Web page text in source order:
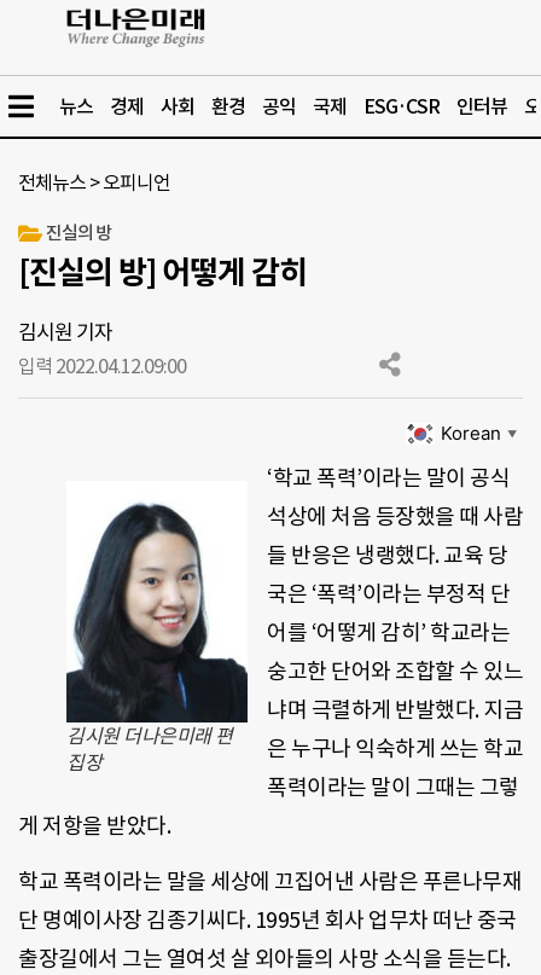
뉴스 경제 사회 환경 공익 국제 ESG·CSR 인터뷰
전체뉴스 >오피니언
진실의 방
[진실의 방] 어떻게 감히
김시원 기자
입력 2022.04.12.09:00
Korean ▼
김시원 더나은미래 편
집장
‘학교 폭력’이라는 말이 공식
석상에 처음 등장했을 때 사람
들 반응은 냉랭했다. 교육 당
국은 ‘폭력’이라는 부정적 단
어를 ‘어떻게 감히’ 학교라는
숭고한 단어와 조합할 수 있느
냐며 극렬하게 반발했다. 지금
은 누구나 익숙하게 쓰는 학교
폭력이라는 말이 그때는 그렇
게 저항을 받았다.
학교 폭력이라는 말을 세상에 끄집어낸 사람은 푸른나무재
단 명예이사장 김종기씨다. 1995년 회사 업무차 떠난 중국
출장길에서 그는 열여섯 살 외아들의 사망 소식을 듣는다.